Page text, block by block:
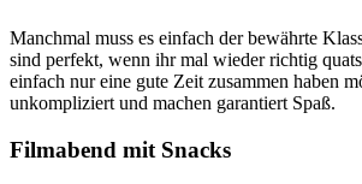
Manchmal muss es einfach der bewährte
sind perfekt, wenn ihr mal wieder richtig
einfach nur eine gute Zeit zusammen haben
unkompliziert und machen garantiert Spaß.
Filmabend mit Snacks